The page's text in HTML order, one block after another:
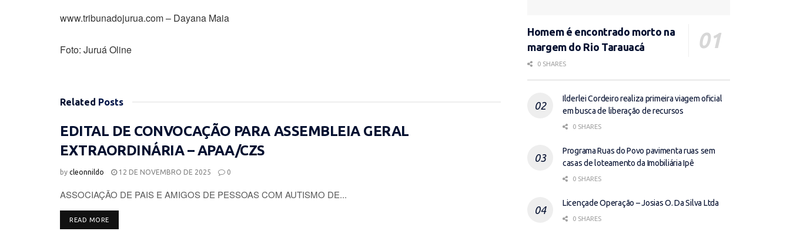
www.tribunadojurua.com – Dayana Maia
Foto: Juruá Oline
Related Posts
EDITAL DE CONVOCAÇÃO PARA ASSEMBLEIA GERAL
EXTRAORDINÁRIA – APAA/CZS
by cleonnildo 12 DE NOVEMBRO DE 2025 0
ASSOCIAÇÃO DE PAIS E AMIGOS DE PESSOAS COM AUTISMO DE...
READ MOREDETAILS
Homem é encontrado morto na
margem do Rio Tarauacá
0 SHARES
Ilderlei Cordeiro realiza primeira viagem oficial
em busca de liberação de recursos
0 SHARES
Programa Ruas do Povo pavimenta ruas sem
casas de loteamento da Imobiliária Ipê
0 SHARES
Licençade Operação – Josias O. Da Silva Ltda
0 SHARES